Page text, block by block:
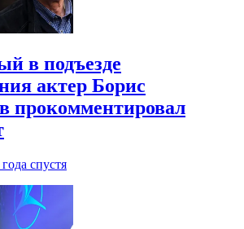
в подъезде
актер Борис
прокомментировал
года спустя